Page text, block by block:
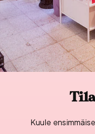
Kuule